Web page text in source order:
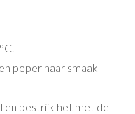
peper naar smaak
en bestrijk het met de